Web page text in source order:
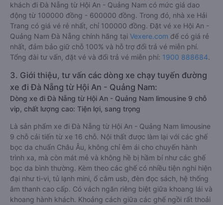
khách đi Đà Nẵng từ Hội An - Quảng Nam có mức giá dao
động từ 100000 đồng - 600000 đồng. Trong đó, nhà xe Hải
Trang có giá vé rẻ nhất, chỉ 100000 đồng. Đặt vé xe Hội An -
Quảng Nam Đà Nẵng chính hãng tại Vexere.com để có giá rẻ
nhất, đảm bảo giữ chỗ 100% và hỗ trợ đổi trả vé miễn phí.
Tổng đài tư vấn, đặt vé và đổi trả vé miễn phí: 1900 888684.
3. Giới thiệu, tư vấn các dòng xe chạy tuyến đường
xe đi Đà Nẵng từ Hội An - Quảng Nam:
Dòng xe đi Đà Nẵng từ Hội An - Quảng Nam limousine 9 chỗ
vip, chất lượng cao: Tiện lợi, sang trọng
Là sản phẩm xe đi Đà Nẵng từ Hội An - Quảng Nam limousine
9 chỗ cải tiến từ xe 16 chỗ. Nội thất được làm lại với các ghế
bọc da chuẩn Châu Âu, không chỉ êm ái cho chuyến hành
trình xa, mà còn mát mẻ và không hề bị hầm bí như các ghế
bọc da bình thường. Kèm theo các ghế có nhiều tiện nghi hiện
đại như ti-vi, tủ lạnh mini, ổ cắm usb, đèn đọc sách, hệ thống
âm thanh cao cấp. Có vách ngăn riêng biệt giữa khoang lái và
khoang hành khách. Khoảng cách giữa các ghế ngồi rất thoải